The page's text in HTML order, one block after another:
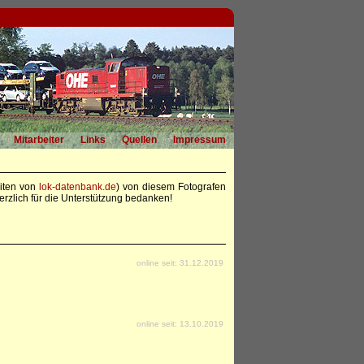
Mitarbeiter Links Quellen
Impressum
von lok-datenbank.de) von diesem Fotografen
für die Unterstützung bedanken!
online seit: 31.12.2019
online seit: 13.10.2019